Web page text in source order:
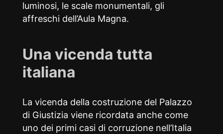
luminosi, le scale monumentali, gli
affreschi dell’Aula Magna.
Una vicenda tutta
italiana
La vicenda della costruzione del Palazzo
di Giustizia viene ricordata anche come
uno dei primi casi di corruzione nell’Italia